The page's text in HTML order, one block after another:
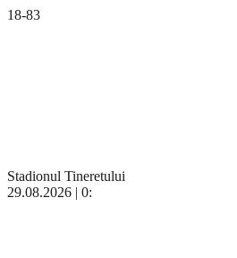
18-83
Stadionul Tineretului
29.08.2026 | 0: